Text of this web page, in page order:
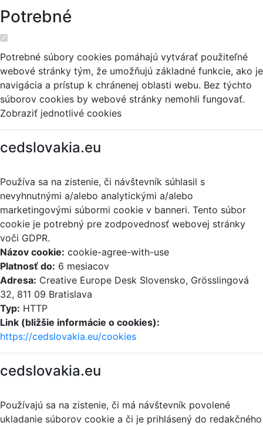
Potrebné
Potrebné súbory cookies pomáhajú vytvárať použiteľné
webové stránky tým, že umožňujú základné funkcie, ako je
navigácia a prístup k chránenej oblasti webu. Bez týchto
súborov cookies by webové stránky nemohli fungovať.
Zobraziť jednotlivé cookies
cedslovakia.eu
Používa sa na zistenie, či návštevník súhlasil s
nevyhnutnými a/alebo analytickými a/alebo
marketingovými súbormi cookie v banneri. Tento súbor
cookie je potrebný pre zodpovednosť webovej stránky
voči GDPR.
Názov cookie: cookie-agree-with-use
Platnosť do: 6 mesiacov
Adresa: Creative Europe Desk Slovensko, Grösslingová
32, 811 09 Bratislava
Typ: HTTP
Link (bližšie informácie o cookies):
https://cedslovakia.eu/cookies
cedslovakia.eu
Používajú sa na zistenie, či má návštevník povolené
ukladanie súborov cookie a či je prihlásený do redakčného